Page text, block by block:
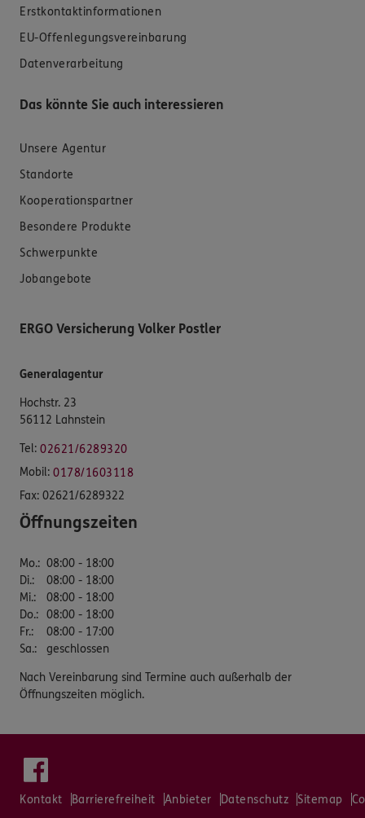
Erstkontaktinformationen
EU-Offenlegungsvereinbarung
Datenverarbeitung
Das könnte Sie auch interessieren
Unsere Agentur
Standorte
Kooperationspartner
Besondere Produkte
Schwerpunkte
Jobangebote
ERGO Versicherung Volker Postler
Generalagentur
Hochstr. 23
56112 Lahnstein
Tel: 02621/6289320
Mobil: 0178/1603118
Fax: 02621/6289322
Öffnungszeiten
Mo.: 08:00 - 18:00
Di.:
08:00 - 18:00
Mi.:
08:00 - 18:00
Do.: 08:00 - 18:00
Fr.:
08:00 - 17:00
Sa.: geschlossen
Nach Vereinbarung sind Termine auch außerhalb der
Öffnungszeiten möglich.
Kontakt Barrierefreiheit Anbieter Datenschutz Sitemap